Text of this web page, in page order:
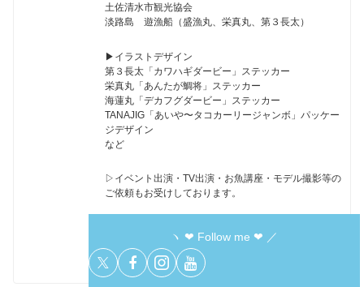
土佐清水市観光協会
淡路島 遊漁船（盛漁丸、栄真丸、第３長太）
▶︎イラストデザイン
第３長太「カワハギダービー」ステッカー
栄真丸「あんたが鯛将」ステッカー
海蓮丸「デカフグダービー」ステッカー
TANAJIG「あいや〜タコカーリージャンボ」パッケー
ジデザイン
など
▷イベント出演・TV出演・お魚講座・モデル撮影等の
ご依頼もお受けしております。
ヽ ❤︎ Follow me ❤︎ ／